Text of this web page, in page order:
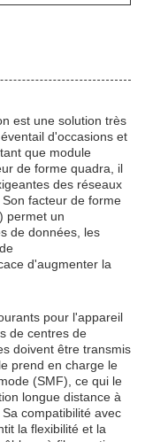
est une solution très
d'occasions et
que module
de forme quadra, il
des réseaux
facteur de forme
permet un
de données, les
d'augmenter la
pour l'appareil
de centres de
doivent être transmis
prend en charge le
(SMF), ce qui le
longue distance à
compatibilité avec
la flexibilité et la